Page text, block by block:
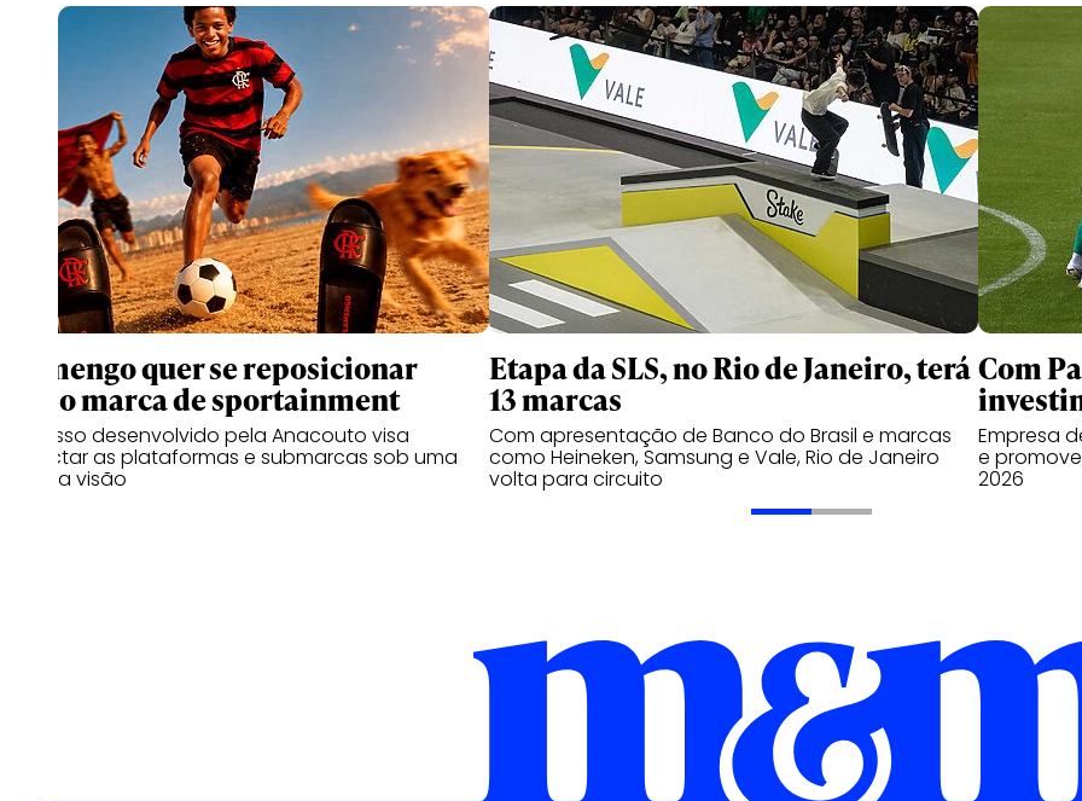
Flamengo quer se reposicionar
como marca de sportainment
Processo desenvolvido pela Anacouto visa
conectar as plataformas e submarcas sob uma
mesma visão
Etapa da SLS, no Rio de Janeiro, terá
13 marcas
Com apresentação de Banco do Brasil e marcas
como Heineken, Samsung e Vale, Rio de Janeiro
volta para circuito
Com
Empresa
e
2026